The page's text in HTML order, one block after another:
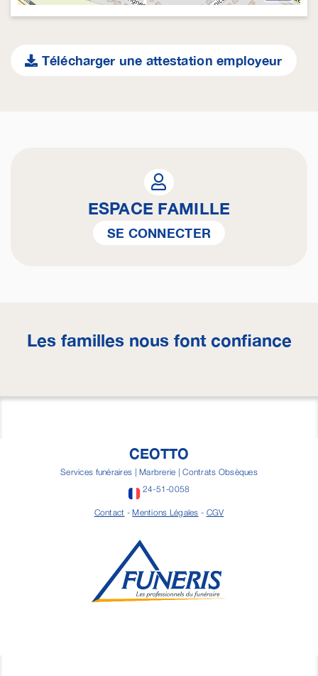
Télécharger une attestation employeur
ESPACE FAMILLE
SE CONNECTER
Les familles nous font confiance
CEOTTO
Services funéraires | Marbrerie | Contrats Obsèques
24-51-0058
Contact -Mentions Légales - CGV